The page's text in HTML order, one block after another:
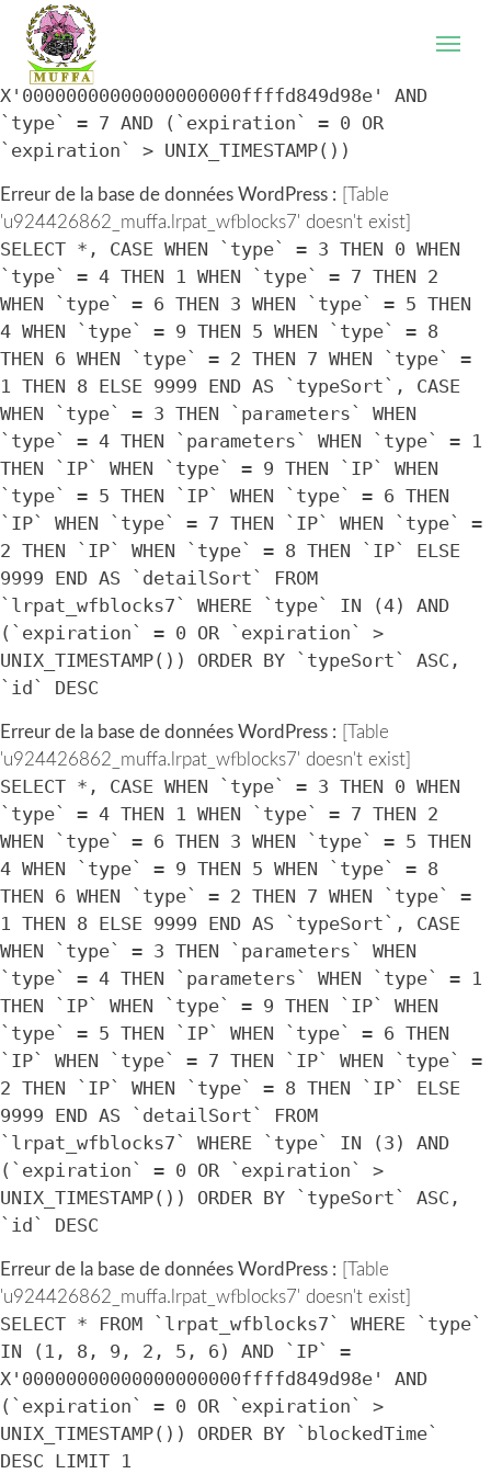
WordPress database error:
'u924426862_muffa.lrpat_wfblocks7' doesn't exist]
SELECT * FROM `lrpat_wfblocks7` WHERE `IP` =
X'00000000000000000000ffffd849d98e' AND
`type` = 7 AND (`expiration` = 0 OR
`expiration` > UNIX_TIMESTAMP())
Erreur de la base de données WordPress : [Table
'u924426862_muffa.lrpat_wfblocks7' doesn't exist]
SELECT *, CASE WHEN `type` = 3 THEN 0 WHEN
`type` = 4 THEN 1 WHEN `type` = 7 THEN 2
WHEN `type` = 6 THEN 3 WHEN `type` = 5 THEN
4 WHEN `type` = 9 THEN 5 WHEN `type` = 8
THEN 6 WHEN `type` = 2 THEN 7 WHEN `type` =
1 THEN 8 ELSE 9999 END AS `typeSort`, CASE
WHEN `type` = 3 THEN `parameters` WHEN
`type` = 4 THEN `parameters` WHEN `type` = 1
THEN `IP` WHEN `type` = 9 THEN `IP` WHEN
`type` = 5 THEN `IP` WHEN `type` = 6 THEN
`IP` WHEN `type` = 7 THEN `IP` WHEN `type` =
2 THEN `IP` WHEN `type` = 8 THEN `IP` ELSE
9999 END AS `detailSort` FROM
`lrpat_wfblocks7` WHERE `type` IN (4) AND
(`expiration` = 0 OR `expiration` >
UNIX_TIMESTAMP()) ORDER BY `typeSort` ASC,
`id` DESC
Erreur de la base de données WordPress : [Table
'u924426862_muffa.lrpat_wfblocks7' doesn't exist]
SELECT *, CASE WHEN `type` = 3 THEN 0 WHEN
`type` = 4 THEN 1 WHEN `type` = 7 THEN 2
WHEN `type` = 6 THEN 3 WHEN `type` = 5 THEN
4 WHEN `type` = 9 THEN 5 WHEN `type` = 8
THEN 6 WHEN `type` = 2 THEN 7 WHEN `type` =
1 THEN 8 ELSE 9999 END AS `typeSort`, CASE
WHEN `type` = 3 THEN `parameters` WHEN
`type` = 4 THEN `parameters` WHEN `type` = 1
THEN `IP` WHEN `type` = 9 THEN `IP` WHEN
`type` = 5 THEN `IP` WHEN `type` = 6 THEN
`IP` WHEN `type` = 7 THEN `IP` WHEN `type` =
2 THEN `IP` WHEN `type` = 8 THEN `IP` ELSE
9999 END AS `detailSort` FROM
`lrpat_wfblocks7` WHERE `type` IN (3) AND
(`expiration` = 0 OR `expiration` >
UNIX_TIMESTAMP()) ORDER BY `typeSort` ASC,
`id` DESC
Erreur de la base de données WordPress : [Table
'u924426862_muffa.lrpat_wfblocks7' doesn't exist]
SELECT * FROM `lrpat_wfblocks7` WHERE `type`
IN (1, 8, 9, 2, 5, 6) AND `IP` =
X'00000000000000000000ffffd849d98e' AND
(`expiration` = 0 OR `expiration` >
UNIX_TIMESTAMP()) ORDER BY `blockedTime`
DESC LIMIT 1